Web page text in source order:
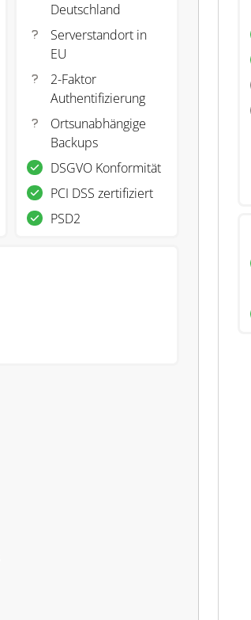
Deutschland
Serverstandort in
EU
2-Faktor
Authentifizierung
Ortsunabhängige
Backups
DSGVO Konformität
PCI DSS zertifiziert
PSD2